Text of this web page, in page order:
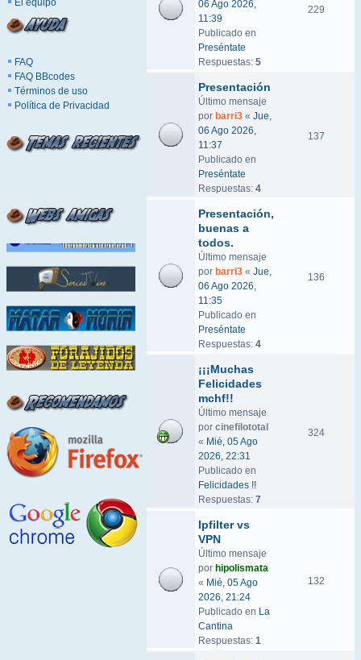
El equipo
FAQ
FAQ BBcodes
Términos de uso
Política de Privacidad
06 Ago 2026,
11:39
Publicado en
Preséntate
Respuestas: 5
229
Presentación
Último mensaje
por barri3 « Jue,
06 Ago 2026,
11:37
Publicado en
Preséntate
Respuestas: 4
137
Presentación,
buenas a
todos.
Último mensaje
por barri3 « Jue,
06 Ago 2026,
11:35
Publicado en
Preséntate
Respuestas: 4
136
¡¡¡Muchas
Felicidades
mchf!!
Último mensaje
por cinefilototal
« Mié, 05 Ago
2026, 22:31
Publicado en
Felicidades !!
Respuestas: 7
324
Ipfilter vs
VPN
Último mensaje
por hipolismata
« Mié, 05 Ago
2026, 21:24
Publicado en La
Cantina
Respuestas: 1
132